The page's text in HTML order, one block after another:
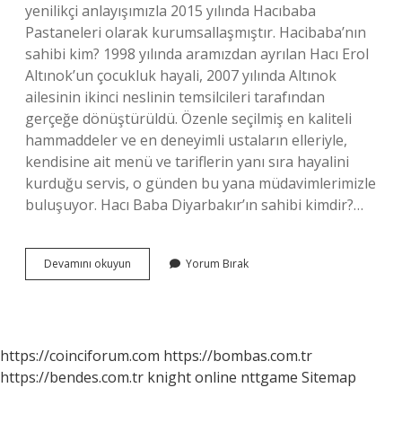
yenilikçi anlayışımızla 2015 yılında Hacıbaba
Pastaneleri olarak kurumsallaşmıştır. Hacibaba’nın
sahibi kim? 1998 yılında aramızdan ayrılan Hacı Erol
Altınok’un çocukluk hayali, 2007 yılında Altınok
ailesinin ikinci neslinin temsilcileri tarafından
gerçeğe dönüştürüldü. Özenle seçilmiş en kaliteli
hammaddeler ve en deneyimli ustaların elleriyle,
kendisine ait menü ve tariflerin yanı sıra hayalini
kurduğu servis, o günden bu yana müdavimlerimizle
buluşuyor. Hacı Baba Diyarbakır’ın sahibi kimdir?…
Devamını okuyun Baklavacı
Hacıbaba
Yorum Bırak
https://coinciforum.com https://bombas.com.tr
https://bendes.com.tr knight online nttgame Sitemap